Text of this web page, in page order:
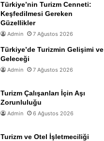
Türkiye’nin Turizm Cenneti:
Keşfedilmesi Gereken
Güzellikler
Admin 7 Ağustos 2026
Türkiye’de Turizmin Gelişimi ve
Geleceği
Admin 7 Ağustos 2026
Turizm Çalışanları İçin Aşı
Zorunluluğu
Admin 6 Ağustos 2026
Turizm ve Otel İşletmeciliği